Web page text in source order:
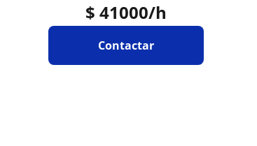
$ 41000/h
Contactar